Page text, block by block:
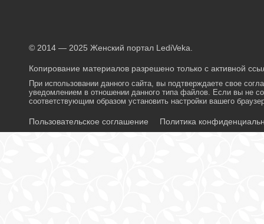
© 2014 — 2025 Женский портал LediVeka.
Копирование материалов разрешено только с активной
При использовании данного сайта, вы подтверждаете свое
уведомлением в отношении данного типа файлов. Если вы не
соответствующим образом установить настройки вашего
Пользовательское соглашение Политика